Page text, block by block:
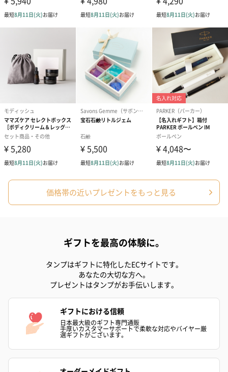
価格帯の近いプレゼントをもっと見る
ギフトを最高の体験に。
タンプはギフトに特化したECサイトです。
あなたの大切な方へ。
プレゼントはタンプがお手伝いします。
ギフトにおける信頼
日本最大級のギフト専門通販
手厚いカスタマーサポートで柔軟な対応やバイヤー厳
選ギフトがございます。